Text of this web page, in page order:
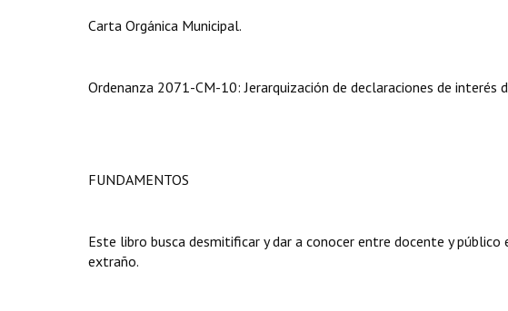
Carta Orgánica Municipal.
Ordenanza 2071-CM-10: Jerarquización de declaraciones de interés
FUNDAMENTOS
Este libro busca desmitificar y dar a conocer entre docente y
extraño.